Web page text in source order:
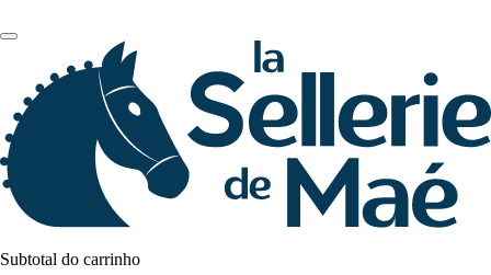
Subtotal do carrinho